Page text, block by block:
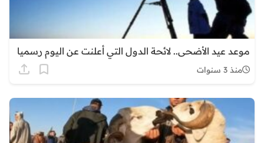
موعد عيد الأضحى.. لائحة الدول التي أعلنت عن اليوم رسميا
منذ 3 سنوات